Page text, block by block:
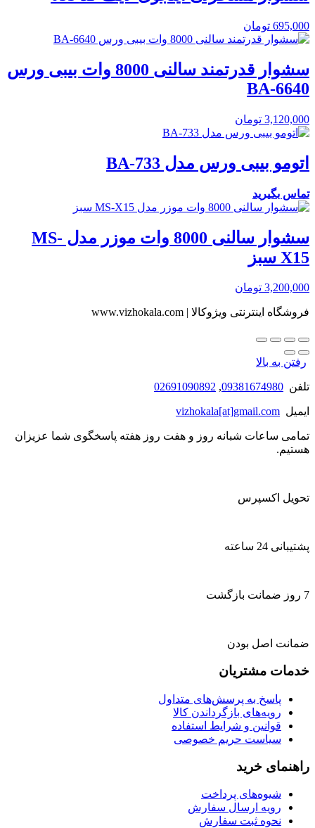
695,000 تومان
سشوار قدرتمند سالنی 8000 وات بیبی ورس
BA-6640
3,120,000 تومان
اتومو بیبی ورس مدل BA-733
تماس بگیرید
سشوار سالنی 8000 وات موزر مدل MS-
X15 سبز
3,200,000 تومان
فروشگاه اینترنتی ویژوکالا | www.vizhokala.com
رفتن به بالا
تلفن 09381674980
,
02691090892
ایمیل vizhokala[at]gmail.com
تمامی ساعات شبانه روز و هفت روز هفته پاسخگوی شما عزیزان
هستیم.
تحویل اکسپرس
پشتیبانی 24 ساعته
7 روز ضمانت بازگشت
ضمانت اصل بودن
خدمات مشتریان
پاسخ به پرسش‌های متداول
رویه‌های بازگرداندن کالا
قوانین و شرایط استفاده
سیاست حریم خصوصی
راهنمای خرید
شیوه‌های پرداخت
رویه ارسال سفارش
نحوه ثبت سفارش